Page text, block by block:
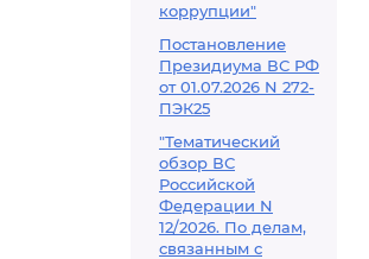
коррупции"
Постановление
Президиума ВС РФ
от 01.07.2026 N 272-
ПЭК25
"Тематический
обзор ВС
Российской
Федерации N
12/2026. По делам,
связанным с